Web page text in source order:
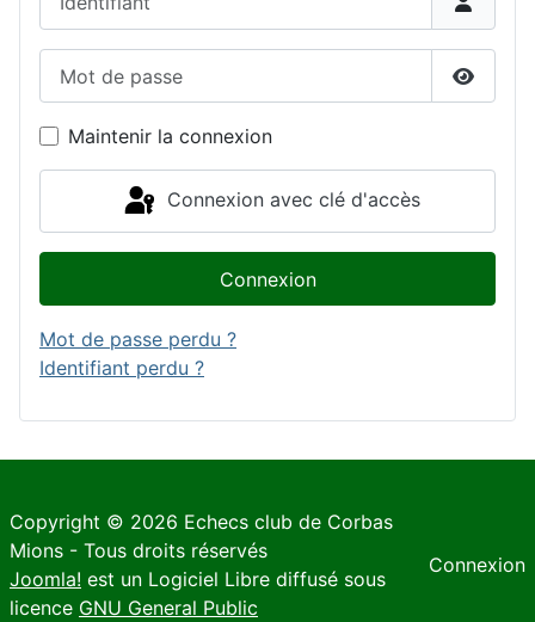
Maintenir la connexion
Connexion avec clé d'accès
Connexion
Mot de passe perdu ?
Identifiant perdu ?
Copyright © 2026 Echecs club de Corbas
Mions - Tous droits réservés
Joomla! est un Logiciel Libre diffusé sous
licence GNU General Public
Connexion